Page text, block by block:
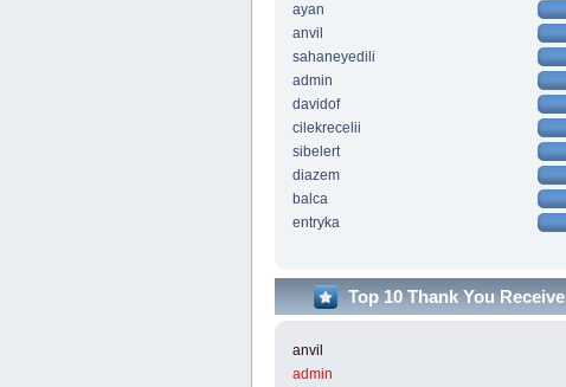
ayan
anvil
sahaneyedili
admin
davidof
cilekrecelii
sibelert
diazem
balca
entryka
Top 10 Thank You Receive
anvil
admin